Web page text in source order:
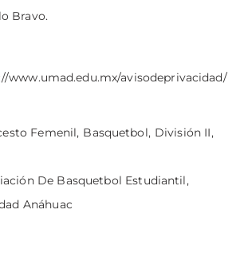
Bravo.
www.umad.edu.mx/avisodeprivacidad/
Femenil Basquetbol
División II
De Basquetbol Estudiantil
Anáhuac